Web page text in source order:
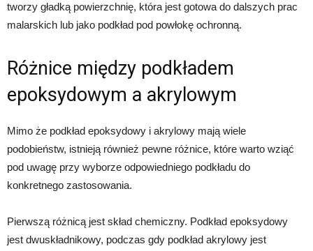
tworzy gładką powierzchnię, która jest gotowa do dalszych prac
malarskich lub jako podkład pod powłokę ochronną.
Różnice między podkładem
epoksydowym a akrylowym
Mimo że podkład epoksydowy i akrylowy mają wiele
podobieństw, istnieją również pewne różnice, które warto wziąć
pod uwagę przy wyborze odpowiedniego podkładu do
konkretnego zastosowania.
Pierwszą różnicą jest skład chemiczny. Podkład epoksydowy
jest dwuskładnikowy, podczas gdy podkład akrylowy jest